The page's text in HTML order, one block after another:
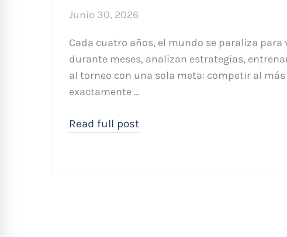
Junio 30, 2026
Cada cuatro años, el mundo se paraliza
durante meses, analizan estrategias,
al torneo con una sola meta: competir al
exactamente …
Read full post